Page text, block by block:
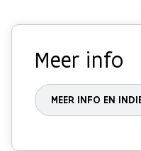
Meer info
MEER INFO EN